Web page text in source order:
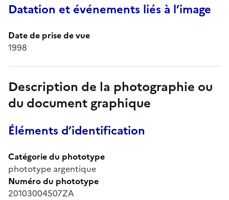
Datation et événements liés à l’image
Date de prise de vue
1998
Description de la photographie ou
du document graphique
Éléments d’identification
Catégorie du phototype
phototype argentique
Numéro du phototype
20103004507ZA